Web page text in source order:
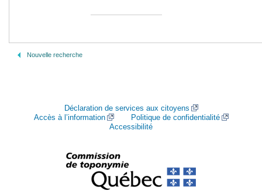
Nouvelle recherche
Déclaration de services aux citoyens
Accès à l’information
Politique de confidentialité
Accessibilité